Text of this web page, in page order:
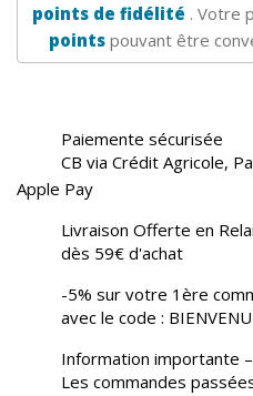
points de fidélité . Votre
pointspouvant être
Paiemente sécurisée
CB via Crédit Agricole,
Apple Pay
Livraison Offerte en Relai
dès 59€ d'achat
-5% sur votre 1ère
avec le code :
Information importante
Les commandes